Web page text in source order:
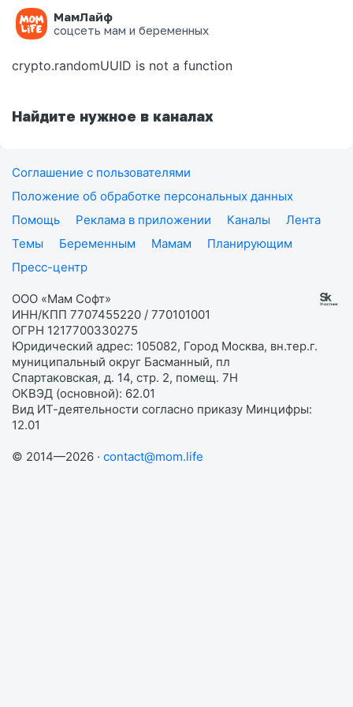
МамЛайф
соцсеть мам и беременных
Ошибка на странице
crypto.randomUUID is not a function
Найдите нужное в каналах
Соглашение с пользователями
Положение об обработке персональных данных
Помощь
Реклама в приложении Каналы
Лента
Темы
Беременным Мамам
Планирующим
Пресс-центр
ООО «Мам Софт»
ИНН/КПП 7707455220 / 770101001
ОГРН 1217700330275
Юридический адрес: 105082, Город Москва, вн.тер.г.
муниципальный округ Басманный, пл
Спартаковская, д. 14, стр. 2, помещ. 7Н
ОКВЭД (основной): 62.01
Вид ИТ-деятельности согласно приказу Минцифры:
12.01
© 2014—2026 · contact@mom.life